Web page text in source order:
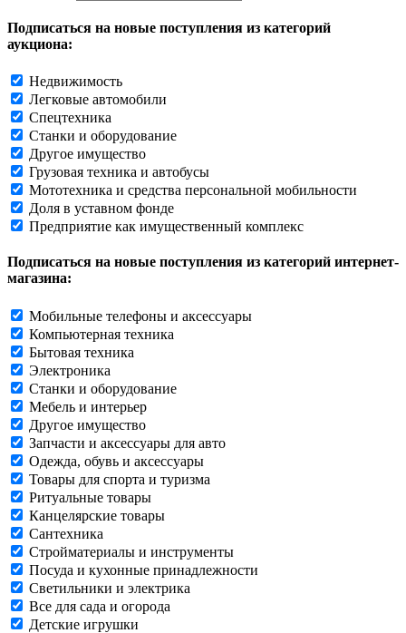
Подписаться на новые поступления из категорий
аукциона:
Недвижимость
Легковые автомобили
Спецтехника
Станки и оборудование
Другое имущество
Грузовая техника и автобусы
Мототехника и средства персональной мобильности
Доля в уставном фонде
Предприятие как имущественный комплекс
Подписаться на новые поступления из категорий интернет-
магазина:
Мобильные телефоны и аксессуары
Компьютерная техника
Бытовая техника
Электроника
Станки и оборудование
Мебель и интерьер
Другое имущество
Запчасти и аксессуары для авто
Одежда, обувь и аксессуары
Товары для спорта и туризма
Ритуальные товары
Канцелярские товары
Сантехника
Стройматериалы и инструменты
Посуда и кухонные принадлежности
Светильники и электрика
Все для сада и огорода
Детские игрушки